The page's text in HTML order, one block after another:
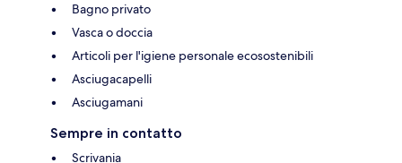
Bagno privato
Vasca o doccia
Articoli per l'igiene personale ecosostenibili
Asciugacapelli
Asciugamani
Sempre in contatto
Scrivania